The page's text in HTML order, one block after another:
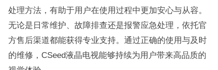
处理方法，有助于用户在使用过程中更加安心与从容。
无论是日常维护、故障排查还是报警应急处理，依托官
方售后渠道都能获得专业支持。通过正确的使用与及时
的维修，CSeed液晶电视能够持续为用户带来高品质的